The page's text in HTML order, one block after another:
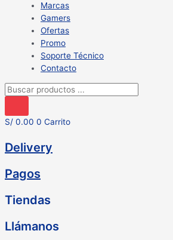
Marcas
Gamers
Ofertas
Promo
Soporte Técnico
Contacto
Búsqueda
productos
S/ 0.00 0 Carrito
Delivery
Pagos
Tiendas
Llámanos